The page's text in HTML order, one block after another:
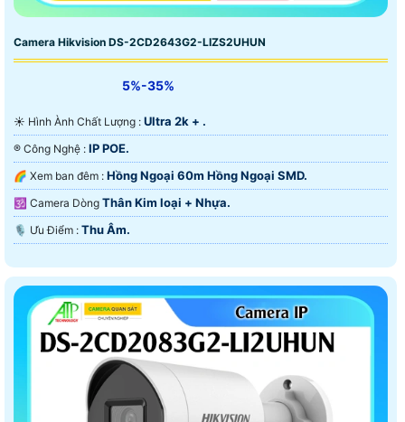
Camera Hikvision DS-2CD2643G2-LIZS2UHUN
5%-35%
☀️ Hình Ành Chất Lượng : Ultra 2k + .
®️ Công Nghệ : IP POE.
🌈 Xem ban đêm : Hồng Ngoại 60m Hồng Ngoại SMD.
🕉️ Camera Dòng Thân Kim loại + Nhựa.
️🎙 Ưu Điểm : Thu Âm.